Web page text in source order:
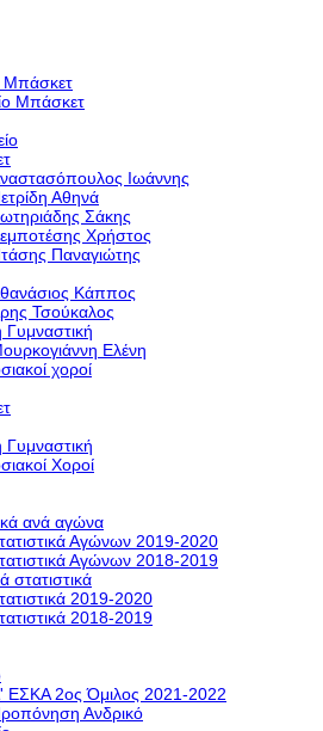
Μπάσκετ
Μπάσκετ
Ιωάννης
Αθηνά
Σάκης
Χρήστος
Παναγιώτης
Κάππος
Τσούκαλος
Γυμναστική
Ελένη
χοροί
Γυμναστική
Χοροί
ανά αγώνα
Αγώνων 2019-2020
Αγώνων 2018-2019
στατιστικά
2019-2020
2018-2019
ΕΣΚΑ 2ος Όμιλος 2021-2022
Ανδρικό